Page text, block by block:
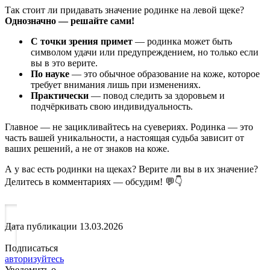
Так стоит ли придавать значение родинке на левой щеке?
Однозначно — решайте сами!
С точки зрения примет — родинка может быть
символом удачи или предупреждением, но только если
вы в это верите.
По науке — это обычное образование на коже, которое
требует внимания лишь при изменениях.
Практически — повод следить за здоровьем и
подчёркивать свою индивидуальность.
Главное — не зацикливайтесь на суевериях. Родинка — это
часть вашей уникальности, а настоящая судьба зависит от
ваших решений, а не от знаков на коже.
А у вас есть родинки на щеках? Верите ли вы в их значение?
Делитесь в комментариях — обсудим! 💬👇
Дата публикации 13.03.2026
Подписаться
авторизуйтесь